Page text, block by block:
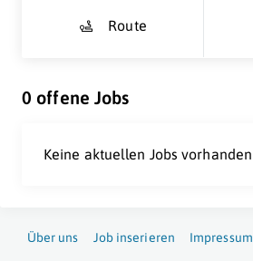
Route
0 offene Jobs
Keine aktuellen Jobs vorhanden
Über uns Job inserieren Impressum